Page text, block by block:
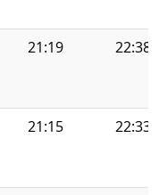
21:19 22:38
21:15 22:33